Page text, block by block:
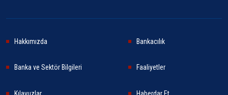
Hakkımızda Bankacılık
Banka ve Sektör Bilgileri Faaliyetler